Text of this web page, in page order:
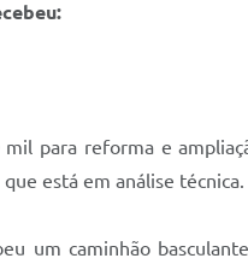
para reforma e
está em análise técnica.
um caminhão